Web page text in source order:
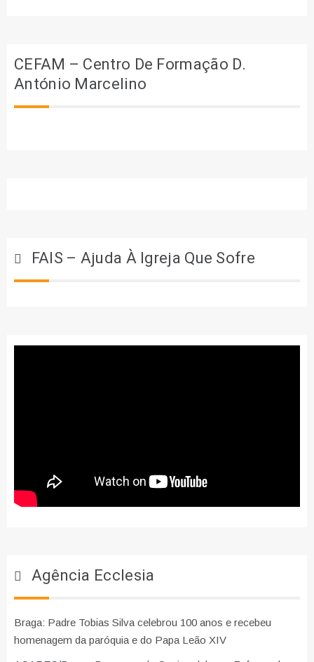
CEFAM – Centro De Formação D.
António Marcelino
FAIS – Ajuda À Igreja Que Sofre
Agência Ecclesia
Braga: Padre Tobias Silva celebrou 100 anos e recebeu
homenagem da paróquia e do Papa Leão XIV